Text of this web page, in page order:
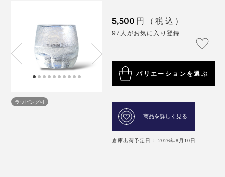
ラッピング可
5,500 円（税込）
97人がお気に入り登録
バリエーションを選ぶ
商品を詳しく見る
倉庫出荷予定日： 2026年8月10日